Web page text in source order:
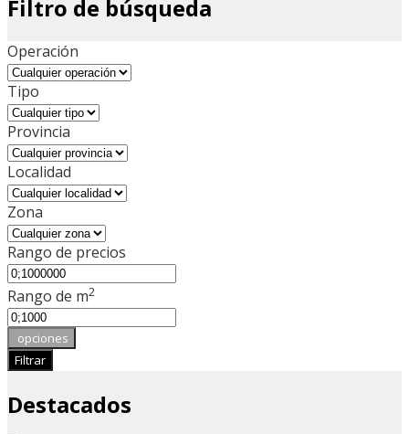
Filtro de búsqueda
Operación
Tipo
Provincia
Localidad
Zona
Rango de precios
Rango de m2
opciones
Filtrar
Destacados